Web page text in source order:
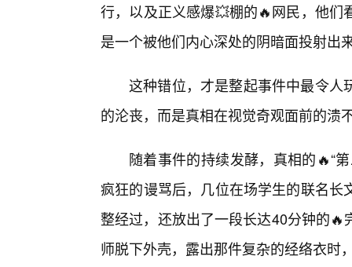
行，以及正义感爆💥棚的🔥网民，他
是一个被他们内心深处的阴暗面投射出
这种错位，才是整起事件中最令人
的沦丧，而是真相在视觉奇观面前的溃
随着事件的持续发酵，真相的🔥“
疯狂的谩骂后，几位在场学生的联名
整经过，还放出了一段长达40分钟的
师脱下外壳，露出那件复杂的经络衣时